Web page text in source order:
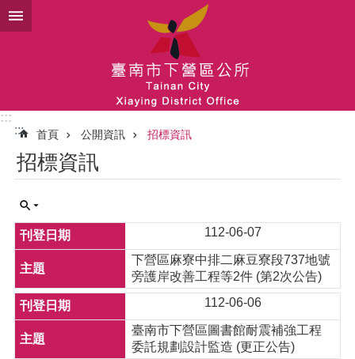
跳到主要內容區塊
:::
:::
首頁 公開資訊 招標資訊
招標資訊
112-06-07
下營區麻寮中排二麻豆寮段737地號
旁護岸改善工程等2件 (第2次公告)
112-06-06
臺南市下營區圖書館耐震補強工程
委託規劃設計監造 (更正公告)